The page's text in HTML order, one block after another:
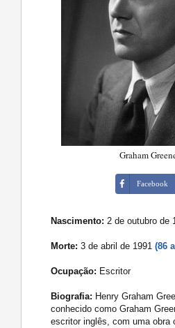
Graham
Facebook
Nascimento: 2 de outubro de
Morte: 3 de abril de 1991(86
Ocupação: Escritor
Biografia: Henry Graham
conhecido como Graham
escritor inglês, com uma obra